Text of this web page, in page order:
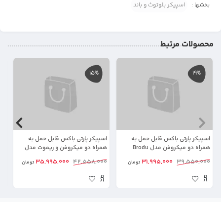
بخشها : اسپیکر بلوتوث و باند
محصولات مرتبط
19%
اسپیکر پارتی باکس قابل حمل به
همراه دو میکروفن مدل Brodu
BTS-2407
39,550,000
31,995,000تومان
15%
اسپیکر پارتی باکس قابل حمل به
همراه دو میکروفن و ریموت مدل
Brodu BTS-2121
42,558,000
35,995,000تومان